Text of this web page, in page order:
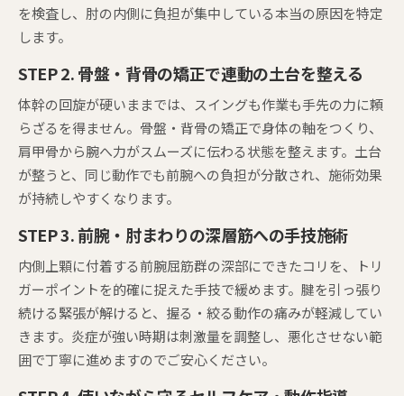
を検査し、肘の内側に負担が集中している本当の原因を特定
します。
STEP 2. 骨盤・背骨の矯正で連動の土台を整える
体幹の回旋が硬いままでは、スイングも作業も手先の力に頼
らざるを得ません。骨盤・背骨の矯正で身体の軸をつくり、
肩甲骨から腕へ力がスムーズに伝わる状態を整えます。土台
が整うと、同じ動作でも前腕への負担が分散され、施術効果
が持続しやすくなります。
STEP 3. 前腕・肘まわりの深層筋への手技施術
内側上顆に付着する前腕屈筋群の深部にできたコリを、トリ
ガーポイントを的確に捉えた手技で緩めます。腱を引っ張り
続ける緊張が解けると、握る・絞る動作の痛みが軽減してい
きます。炎症が強い時期は刺激量を調整し、悪化させない範
囲で丁寧に進めますのでご安心ください。